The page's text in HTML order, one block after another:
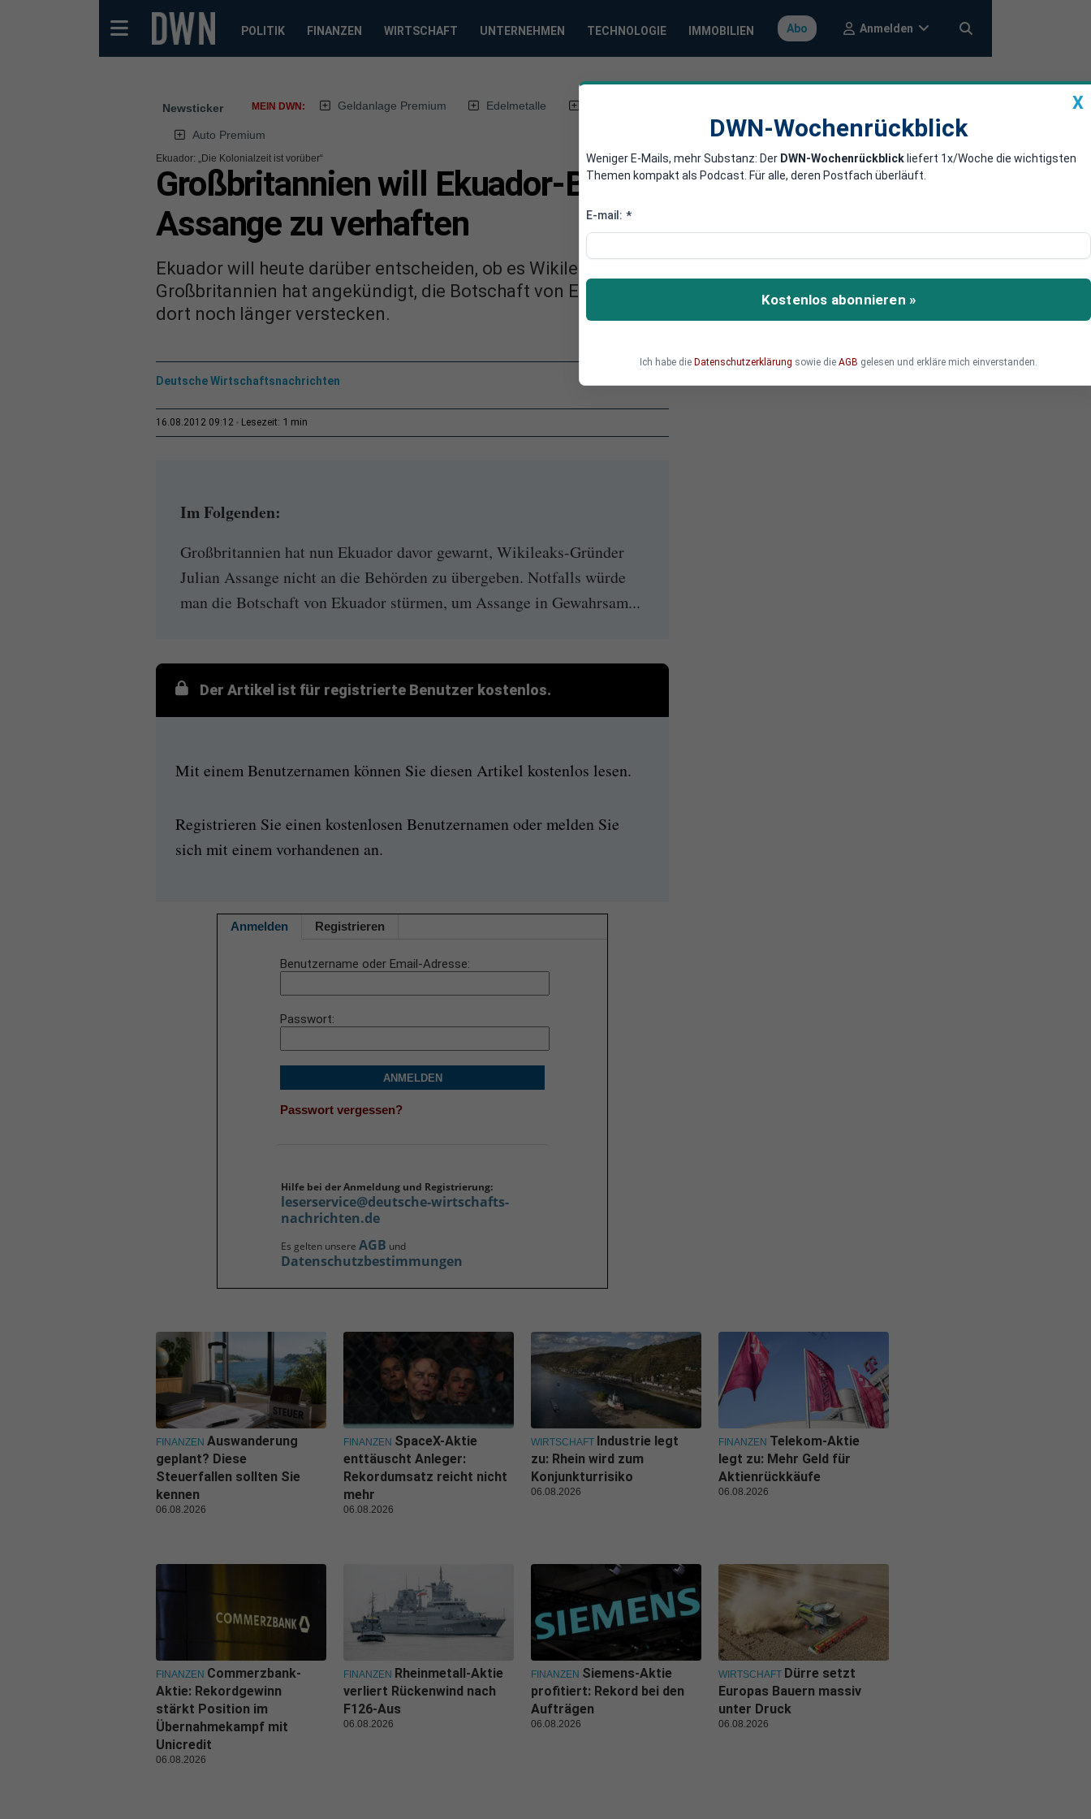
POLITIK FINANZEN WIRTSCHAFT UNTERNEHMEN TECHNOLOGIE IMMOBILIEN Abo Anmelden
Newsticker MEIN DWN: Geldanlage Premium Edelmetalle
Auto Premium
Ekuador: „Die Kolonialzeit ist vorüber“
Großbritannien will Ekuador-Botschaft stürmen, um
Assange zu verhaften
Ekuador will heute darüber entscheiden, ob es Wikileaks-Gründer Julian Assange Asyl gewährt.
Großbritannien hat angekündigt, die Botschaft von Ekuador zu erstürmen, sollte sich Assange
dort noch länger verstecken.
Deutsche Wirtschaftsnachrichten
16.08.2012 09:12 Lesezeit: 1 min
Im Folgenden:
Großbritannien hat nun Ekuador davor gewarnt, Wikileaks-Gründer
Julian Assange nicht an die Behörden zu übergeben. Notfalls würde
man die Botschaft von Ekuador stürmen, um Assange in Gewahrsam...
Der Artikel ist für registrierte Benutzer kostenlos.
Mit einem Benutzernamen können Sie diesen Artikel kostenlos lesen.
Registrieren Sie einen kostenlosen Benutzernamen oder melden Sie
sich mit einem vorhandenen an.
Anmelden Registrieren
Benutzername oder Email-Adresse
Passwort
ANMELDEN
Passwort vergessen?
Hilfe bei der Anmeldung und Registrierung:
leserservice@deutsche-wirtschafts-
nachrichten.de
Es gelten unsere AGB und
Datenschutzbestimmungen
X
DWN-Wochenrückblick
Weniger E-Mails, mehr Substanz: Der DWN-Wochenrückblick liefert 1x/Woche die wichtigsten
Themen kompakt als Podcast. Für alle, deren Postfach überläuft.
E-mail: *
Kostenlos abonnieren »
Ich habe die Datenschutzerklärung sowie die AGB gelesen und erkläre mich einverstanden.
FINANZEN Auswanderung
geplant? Diese
Steuerfallen sollten Sie
kennen
06.08.2026
FINANZEN SpaceX-Aktie
enttäuscht Anleger:
Rekordumsatz reicht nicht
mehr
06.08.2026
WIRTSCHAFT Industrie legt
zu: Rhein wird zum
Konjunkturrisiko
06.08.2026
FINANZEN Telekom-Aktie
legt zu: Mehr Geld für
Aktienrückkäufe
06.08.2026
FINANZEN Commerzbank-
Aktie: Rekordgewinn
stärkt Position im
Übernahmekampf mit
Unicredit
06.08.2026
FINANZEN Rheinmetall-Aktie
verliert Rückenwind nach
F126-Aus
06.08.2026
FINANZEN Siemens-Aktie
profitiert: Rekord bei den
Aufträgen
06.08.2026
WIRTSCHAFT Dürre setzt
Europas Bauern massiv
unter Druck
06.08.2026